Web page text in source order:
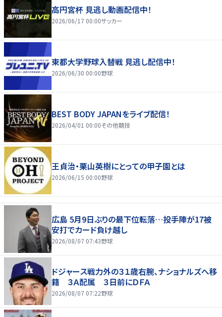
高円宮杯 見逃し動画配信中！
2026/06/17 00:00サッカー
東都大学野球入替戦 見逃し配信中！
2026/06/30 00:00野球
BEST BODY JAPANをライブ配信！
2026/04/01 00:00その他競技
王貞治・栗山英樹にとっての甲子園とは
2026/06/15 00:00野球
広島 5月9日ぶりの最下位転落…投手陣が17被
安打でカード負け越し
2026/08/07 07:43野球
ドジャース戦力外の３１歳右腕、ナショナルズへ移
籍 ３Ａ配属 ３日前にＤＦＡ
2026/08/07 07:22野球